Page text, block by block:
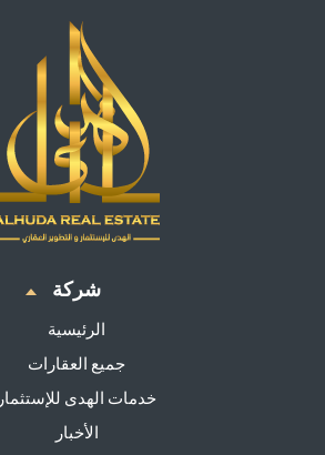
شركة
الرئيسية
جميع العقارات
خدمات الهدى للإستثمار
الأخبار